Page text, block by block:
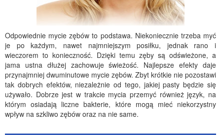
Odpowiednie mycie zębów to podstawa. Niekoniecznie trzeba myć
je po każdym, nawet najmniejszym posiłku, jednak rano i
wieczorem to konieczność. Dzięki temu zęby są odświeżone, a
jama ustna dłużej zachowuje świeżość. Najlepsze efekty daje
przynajmniej dwuminutowe mycie zębów. Zbyt krótkie nie pozostawi
tak dobrych efektów, niezależnie od tego, jakiej pasty będzie się
używało. Dobrze jest w trakcie mycia przemyć również język, na
którym osiadają liczne bakterie, które mogą mieć niekorzystny
wpływ na szkliwo zębów oraz na nie same.